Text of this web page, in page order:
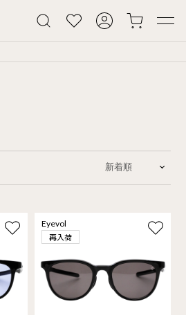
Eyevol
再入荷